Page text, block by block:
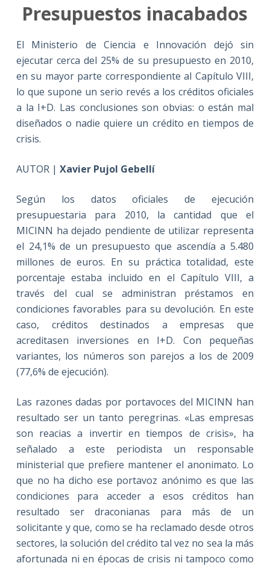
Presupuestos inacabados
El Ministerio de Ciencia e Innovación dejó sin
ejecutar cerca del 25% de su presupuesto en 2010,
en su mayor parte correspondiente al Capítulo VIII,
lo que supone un serio revés a los créditos oficiales
a la I+D. Las conclusiones son obvias: o están mal
diseñados o nadie quiere un crédito en tiempos de
crisis.
AUTOR | Xavier Pujol Gebellí
Según los datos oficiales de ejecución
presupuestaria para 2010, la cantidad que el
MICINN ha dejado pendiente de utilizar representa
el 24,1% de un presupuesto que ascendía a 5.480
millones de euros. En su práctica totalidad, este
porcentaje estaba incluido en el Capítulo VIII, a
través del cual se administran préstamos en
condiciones favorables para su devolución. En este
caso, créditos destinados a empresas que
acreditasen inversiones en I+D. Con pequeñas
variantes, los números son parejos a los de 2009
(77,6% de ejecución).
Las razones dadas por portavoces del MICINN han
resultado ser un tanto peregrinas. «Las empresas
son reacias a invertir en tiempos de crisis», ha
señalado a este periodista un responsable
ministerial que prefiere mantener el anonimato. Lo
que no ha dicho ese portavoz anónimo es que las
condiciones para acceder a esos créditos han
resultado ser draconianas para más de un
solicitante y que, como se ha reclamado desde otros
sectores, la solución del crédito tal vez no sea la más
afortunada ni en épocas de crisis ni tampoco como